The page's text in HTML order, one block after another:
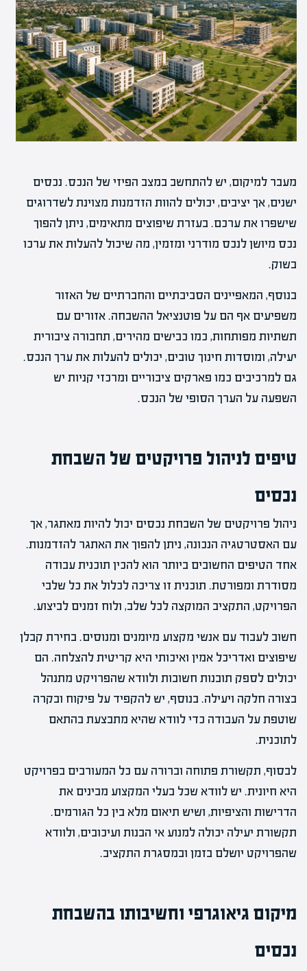
מעבר למיקום, יש להתחשב במצב הפיזי של הנכס. נכסים
ישנים, אך יציבים, יכולים להוות הזדמנות מצוינת לשדרוגים
שישפרו את ערכם. בעזרת שיפוצים מתאימים, ניתן להפוך
נכס מיושן לנכס מודרני ומזמין, מה שיכול להעלות את ערכו
בשוק.
בנוסף, המאפיינים הסביבתיים והחברתיים של האזור
משפיעים אף הם על פוטנציאל ההשבחה. אזורים עם
תשתיות מפותחות, כמו כבישים מהירים, תחבורה ציבורית
יעילה, ומוסדות חינוך טובים, יכולים להעלות את ערך הנכס.
גם למרכיבים כמו פארקים ציבוריים ומרכזי קניות יש
השפעה על הערך הסופי של הנכס.
טיפים לניהול פרויקטים של השבחת
נכסים
ניהול פרויקטים של השבחת נכסים יכול להיות מאתגר, אך
עם האסטרטגיה הנכונה, ניתן להפוך את האתגר להזדמנות.
אחד הטיפים החשובים ביותר הוא להכין תוכנית עבודה
מסודרת ומפורטת. תוכנית זו צריכה לכלול את כל שלבי
הפרויקט, התקציב המוקצה לכל שלב, ולוח זמנים לביצוע.
חשוב לעבוד עם אנשי מקצוע מיומנים ומנוסים. בחירת קבלן
שיפוצים ואדריכל אמין ואיכותי היא קריטית להצלחה. הם
יכולים לספק תובנות חשובות ולוודא שהפרויקט מתנהל
בצורה חלקה ויעילה. בנוסף, יש להקפיד על פיקוח ובקרה
שוטפת על העבודה כדי לוודא שהיא מתבצעת בהתאם
לתוכנית.
לבסוף, תקשורת פתוחה וברורה עם כל המעורבים בפרויקט
היא חיונית. יש לוודא שכל בעלי המקצוע מבינים את
הדרישות והציפיות, ושיש תיאום מלא בין כל הגורמים.
תקשורת יעילה יכולה למנוע אי הבנות ועיכובים, ולוודא
שהפרויקט יושלם בזמן ובמסגרת התקציב.
מיקום גיאוגרפי וחשיבותו בהשבחת
נכסים